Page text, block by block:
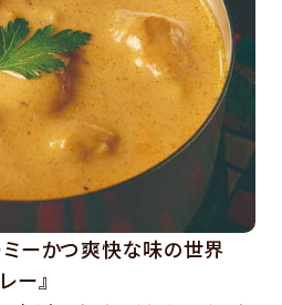
ーかつ爽快な味の世界
ー』